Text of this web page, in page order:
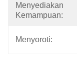
Menyediakan
Kemampuan:
Menyoroti: